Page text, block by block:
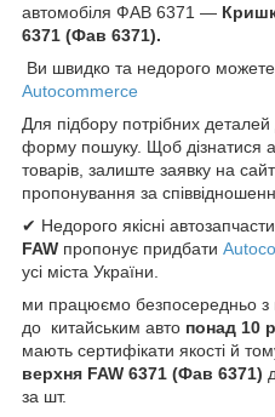
автомобіля ФАВ 6371 —
6371 (Фав 6371).
Ви швидко та недорого можете
Autocommerce
Для підбору потрібних
форму пошуку. Щоб дізнатися
товарів, залиште заявку на
пропонування за
✔ Недорого якісні
FAW пропонує придбати
усі міста України.
ми працюємо безпосередньо з
до китайським авто понад 10
мають сертифікати якості й
верхня FAW 6371 (Фав 6371)
за шт.